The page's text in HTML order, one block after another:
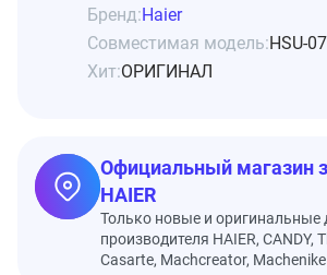
Бренд:Haier
Совместимая модель:HSU-
Хит:ОРИГИНАЛ
Официальный магазин
HAIER
Только новые и оригинальные
производителя HAIER, CANDY,
Casarte, Machcreator, Machenike